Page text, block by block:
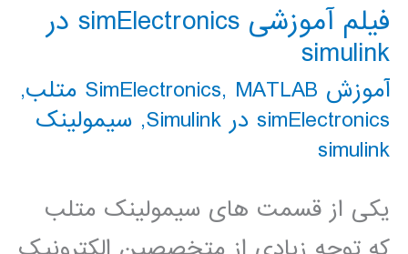
فیلم آموزشی simElectronics در
simulink
آموزش SimElectronics , MATLAB متلب
,
simElectronics در Simulink
, سیمولینک
simulink
یکی از قسمت های سیمولینک متلب